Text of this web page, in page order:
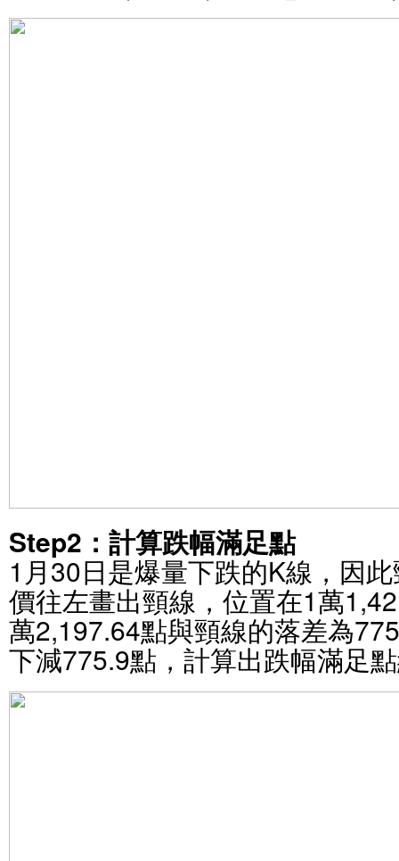
Step2：計算跌幅滿足點
1月30日是爆量下跌的K線，因
價往左畫出頸線，位置在1萬
萬2,197.64點與頸線的落差為
下減775.9點，計算出跌幅滿足